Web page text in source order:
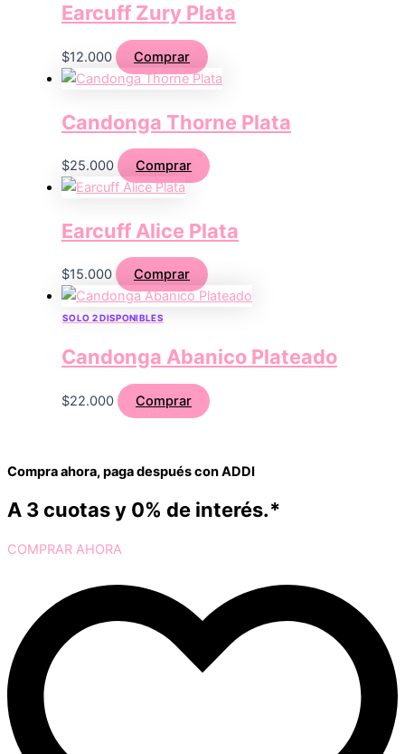
Earcuff Zury Plata
$12.000 Comprar
Candonga Thorne Plata
$25.000 Comprar
Earcuff Alice Plata
$15.000 Comprar
SOLO 2 DISPONIBLES
Candonga Abanico Plateado
$22.000 Comprar
Compra ahora, paga después con ADDI
A 3 cuotas y 0% de interés.*
COMPRAR AHORA